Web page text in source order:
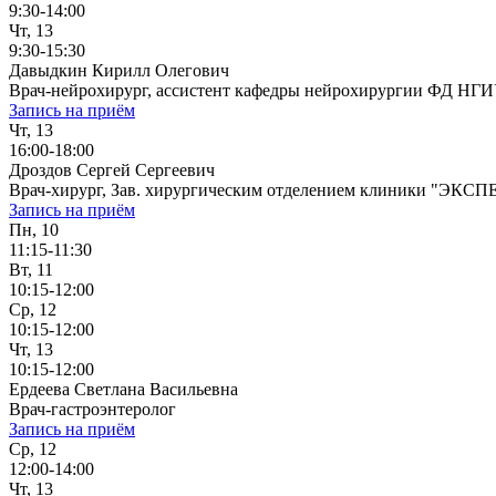
9:30-14:00
Чт, 13
9:30-15:30
Давыдкин Кирилл Олегович
Врач-нейрохирург, ассистент кафедры нейрохирургии ФД
Запись на приём
Чт, 13
16:00-18:00
Дроздов Сергей Сергеевич
Врач-хирург, Зав. хирургическим отделением клиники
Запись на приём
Пн, 10
11:15-11:30
Вт, 11
10:15-12:00
Ср, 12
10:15-12:00
Чт, 13
10:15-12:00
Ердеева Светлана Васильевна
Врач-гастроэнтеролог
Запись на приём
Ср, 12
12:00-14:00
Чт, 13